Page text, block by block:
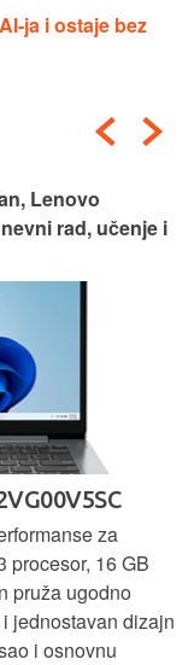
ja i ostaje bez
Lenovo
rad, učenje i
za
procesor, 16 GB
pruža ugodno
jednostavan dizajn
i osnovnu